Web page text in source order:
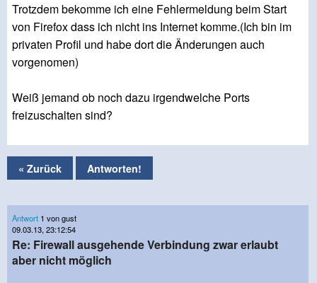
Trotzdem bekomme ich eine Fehlermeldung beim Start
von Firefox dass ich nicht ins Internet komme.(Ich bin im
privaten Profil und habe dort die Änderungen auch
vorgenomen)
Weiß jemand ob noch dazu irgendwelche Ports
freizuschalten sind?
« Zurück Antworten!
Antwort 1 von gust
09.03.13, 23:12:54
Re: Firewall ausgehende Verbindung zwar erlaubt
aber nicht möglich